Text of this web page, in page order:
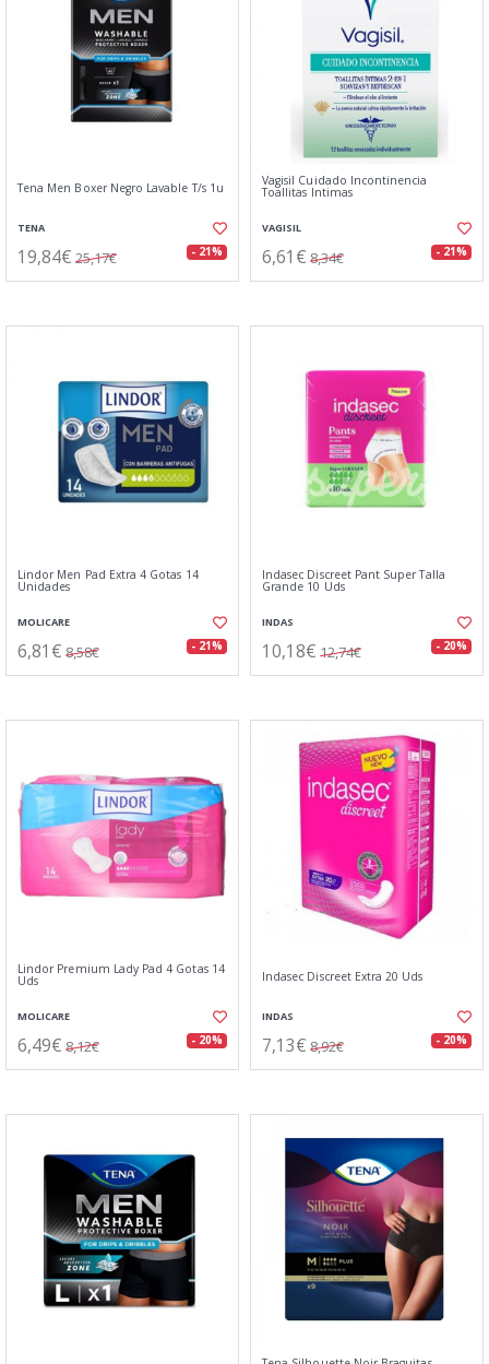
Tena Men Boxer Negro Lavable T/s 1u
TENA
19,84€ 25,17€ - 21%
Vagisil Cuidado Incontinencia
Toallitas Intimas
VAGISIL
6,61€ 8,34€ - 21%
Lindor Men Pad Extra 4 Gotas 14
Unidades
MOLICARE
6,81€ 8,58€ - 21%
Indasec Discreet Pant Super Talla
Grande 10 Uds
INDAS
10,18€ 12,74€ - 20%
Lindor Premium Lady Pad 4 Gotas 14
Uds
MOLICARE
6,49€ 8,12€ - 20%
Indasec Discreet Extra 20 Uds
INDAS
7,13€ 8,92€ - 20%